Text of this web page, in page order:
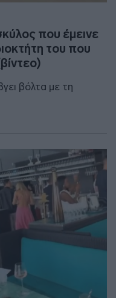
που έμεινε
του που
βόλτα με τη